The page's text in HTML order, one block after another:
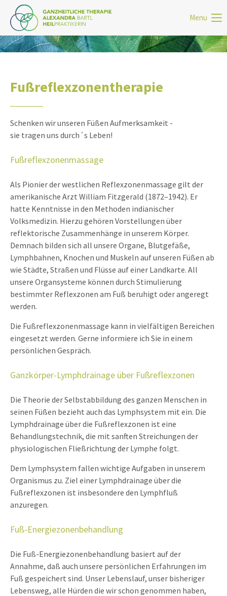
Login
Benutzername
Passwort
Lost your password?
Support
Lorem ipsum dolor sit amet:
24h/ 365days
We offer support for our customers
Get in touch
376-293 City Road, Suite 600
Have any questions?
+44 1234 567 890
Drop us a line
About us
Lorem ipsum dolor sit amet, consectetuer
Aenean commodo ligula eget dolor. Aenean massa. Cum
nascetur ridiculus mus. Donec quam felis, ultricies nec.
Menu
Fußreflexzonentherapie
Schenken wir unseren Füßen Aufmerksamkeit -
sie tragen uns durch´s Leben!
Fußreflexzonenmassage
Als Pionier der westlichen Reflexzonenmassage gilt der
amerikanische Arzt William Fitzgerald (1872–1942). Er
hatte Kenntnisse in den Methoden indianischer
Volksmedizin. Hierzu gehören Vorstellungen über
reflektorische Zusammenhänge in unserem Körper.
Demnach bilden sich all unsere Organe, Blutgefäße,
Lymphbahnen, Knochen und Muskeln auf unseren Füßen ab
wie Städte, Straßen und Flüsse auf einer Landkarte. All
unsere Organsysteme können durch Stimulierung
bestimmter Reflexzonen am Fuß beruhigt oder angeregt
werden.
Die Fußreflexzonenmassage kann in vielfältigen Bereichen
eingesetzt werden. Gerne informiere ich Sie in einem
persönlichen Gespräch.
Ganzkörper-Lymphdrainage über Fußreflexzonen
Die Theorie der Selbstabbildung des ganzen Menschen in
seinen Füßen bezieht auch das Lymphsystem mit ein. Die
Lymphdrainage über die Fußreflexzonen ist eine
Behandlungstechnik, die mit sanften Streichungen der
physiologischen Fließrichtung der Lymphe folgt.
Dem Lymphsystem fallen wichtige Aufgaben in unserem
Organismus zu. Ziel einer Lymphdrainage über die
Fußreflexzonen ist insbesondere den Lymphfluß
anzuregen.
Fuß-Energiezonenbehandlung
Die Fuß-Energiezonenbehandlung basiert auf der
Annahme, daß auch unsere persönlichen Erfahrungen im
Fuß gespeichert sind. Unser Lebenslauf, unser bisheriger
Lebensweg, alle Hürden die wir schon genommen haben,